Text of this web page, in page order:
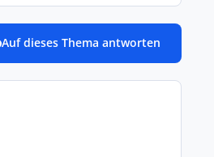
Auf dieses Thema antworten